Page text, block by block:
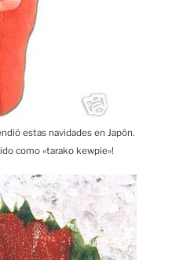
estas navidades en Japón.
como «tarako kewpie»!